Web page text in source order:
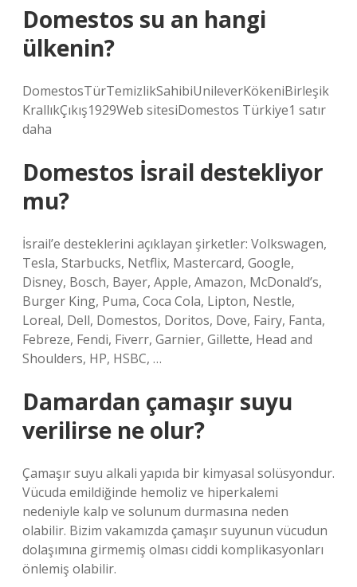
Domestos su an hangi
ülkenin?
DomestosTürTemizlikSahibiUnileverKökeniBirleşik
KrallıkÇıkış1929Web sitesiDomestos Türkiye1 satır
daha
Domestos İsrail destekliyor
mu?
İsrail’e desteklerini açıklayan şirketler: Volkswagen,
Tesla, Starbucks, Netflix, Mastercard, Google,
Disney, Bosch, Bayer, Apple, Amazon, McDonald’s,
Burger King, Puma, Coca Cola, Lipton, Nestle,
Loreal, Dell, Domestos, Doritos, Dove, Fairy, Fanta,
Febreze, Fendi, Fiverr, Garnier, Gillette, Head and
Shoulders, HP, HSBC, …
Damardan çamaşır suyu
verilirse ne olur?
Çamaşır suyu alkali yapıda bir kimyasal solüsyondur.
Vücuda emildiğinde hemoliz ve hiperkalemi
nedeniyle kalp ve solunum durmasına neden
olabilir. Bizim vakamızda çamaşır suyunun vücudun
dolaşımına girmemiş olması ciddi komplikasyonları
önlemiş olabilir.